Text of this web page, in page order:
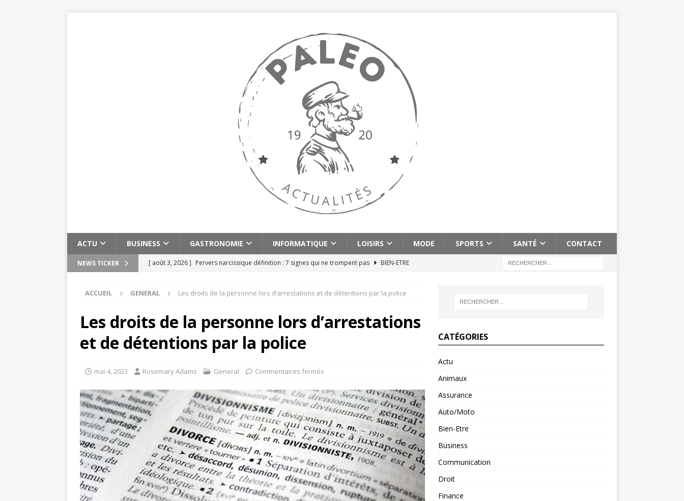
ACTU BUSINESS GASTRONOMIE INFORMATIQUE LOISIRS MODE SPORTS SANTÉ CONTACT
NEWS TICKER [ août 3, 2026 ] Pervers narcissique définition : 7 signes qui ne trompent pas
BIEN-ETRE
Maroc
ACTU
[ août 2, 2026 ]
Meilleure saison pour voyager en Géorgie : conseils pratiques et astuces
[ juillet 30, 2026 ] 15 exercices abdos efficaces pour un ventre plat et ferme
Planifier un voyage en Albanie avec un budget serré : astuces et conseils
ACCUEIL GENERAL Les droits de la personne lors d’arrestations et de détentions par la police
Les droits de la personne lors d’arrestations
et de détentions par la police
mai 4, 2023 Rosemary Adams General Commentaires fermés
CATÉGORIES
Actu
Animaux
Assurance
Auto/Moto
Bien-Etre
Business
Communication
Droit
Finance